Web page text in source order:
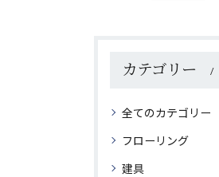
カテゴリー
全てのカテゴリー
フローリング
建具